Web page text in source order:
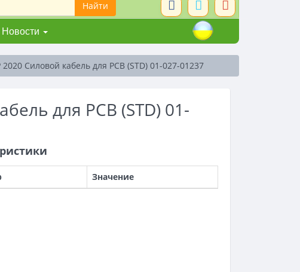
Новости
2020 Силовой кабель для PCB (STD) 01-027-01237
для PCB (STD) 01-
Значение